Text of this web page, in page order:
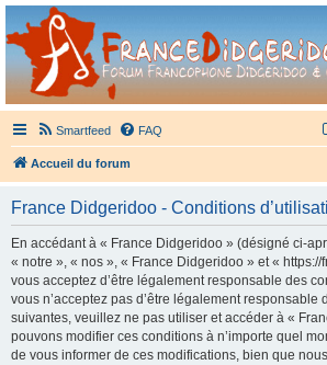
France Didgeridoo
Didgeridoo et Guimbarde sur France Didgeridoo - retrouvez
Smartfeed FAQ
Accueil du forum
France Didgeridoo - Conditions
En accédant à « France Didgeridoo » (désigné ci-
« notre », « nos », « France Didgeridoo » et «
vous acceptez d’être légalement responsable des
vous n’acceptez pas d’être légalement responsable
suivantes, veuillez ne pas utiliser et accéder à «
pouvons modifier ces conditions à n’importe quel
de vous informer de ces modifications, bien que